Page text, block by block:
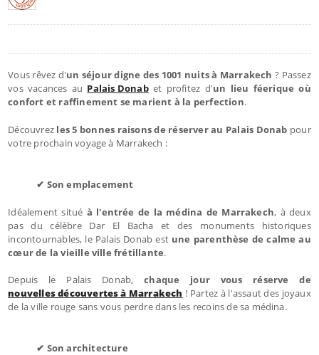
Vous rêvez d'un séjour digne des 1001 nuits à Marrakech ? Passez
vos vacances au Palais Donabet profitez d'un lieu féerique où
confort et raffinement se marient à la perfection.
Découvrezles 5 bonnes raisons de réserver au Palais Donab pour
votre prochain voyage à Marrakech :
✔ Son emplacement
Idéalement situé à l'entrée de la médina de Marrakech, à deux
pas du célèbre Dar El Bacha et des monuments historiques
incontournables, le Palais Donab est une parenthèse de calme au
cœur de la vieille ville frétillante.
Depuis le Palais Donab,chaque jour vous réserve de
nouvelles découvertes à Marrakech ! Partez à l'assaut des joyaux
de la ville rouge sans vous perdre dans les recoins de sa médina.
✔ Son architecture